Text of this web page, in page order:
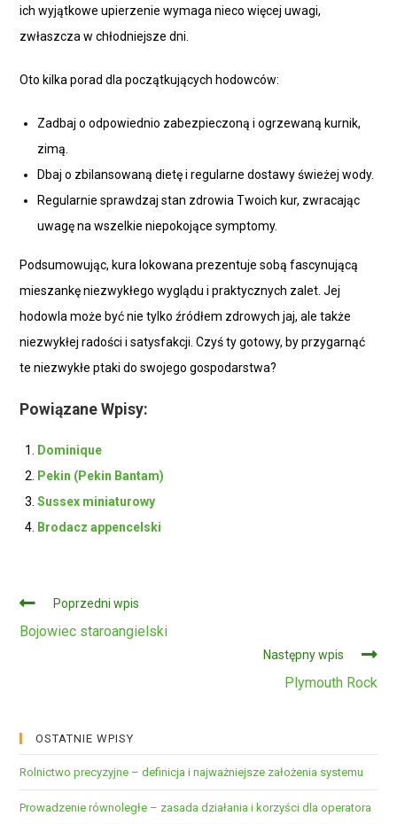
ich wyjątkowe upierzenie wymaga nieco więcej uwagi,
zwłaszcza w chłodniejsze dni.
Oto kilka porad dla początkujących hodowców:
Zadbaj o odpowiednio zabezpieczoną i ogrzewaną kurnik,
zimą.
Dbaj o zbilansowaną dietę i regularne dostawy świeżej wody.
Regularnie sprawdzaj stan zdrowia Twoich kur, zwracając
uwagę na wszelkie niepokojące symptomy.
Podsumowując, kura lokowana prezentuje sobą fascynującą
mieszankę niezwykłego wyglądu i praktycznych zalet. Jej
hodowla może być nie tylko źródłem zdrowych jaj, ale także
niezwykłej radości i satysfakcji. Czyś ty gotowy, by przygarnąć
te niezwykłe ptaki do swojego gospodarstwa?
Powiązane Wpisy:
Dominique
Pekin (Pekin Bantam)
Sussex miniaturowy
Brodacz appencelski
Czytaj
dalej
Poprzedni wpis
Bojowiec staroangielski
Następny wpis
Plymouth Rock
OSTATNIE WPISY
Rolnictwo precyzyjne – definicja i najważniejsze założenia systemu
Prowadzenie równoległe – zasada działania i korzyści dla operatora